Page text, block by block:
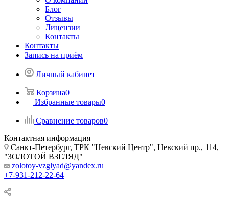
Блог
Отзывы
Лицензии
Контакты
Контакты
Запись на приём
Личный кабинет
Корзина0
Избранные товары0
Сравнение товаров0
Контактная информация
Санкт-Петербург, ТРК "Невский Центр", Невский пр., 114,
"ЗОЛОТОЙ ВЗГЛЯД"
zolotoy-vzglyad@yandex.ru
+7-931-212-22-64